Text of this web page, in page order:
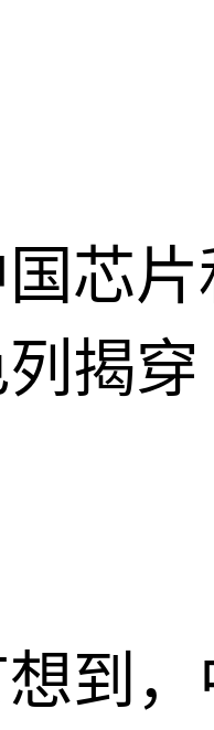
芯
揭穿
到